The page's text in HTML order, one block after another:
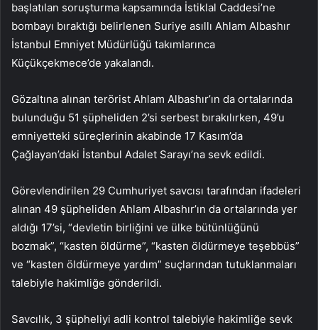
başlatılan soruşturma kapsamında İstiklal Caddesi’ne
bombayı bıraktığı belirlenen Suriye asıllı Ahlam Albashır
İstanbul Emniyet Müdürlüğü takımlarınca
Küçükçekmece’de yakalandı.
Gözaltına alınan terörist Ahlam Albashır’ın da ortalarında
bulunduğu 51 şüpheliden 2’si serbest bırakılırken, 49’u
emniyetteki süreçlerinin akabinde 17 Kasım’da
Çağlayan’daki İstanbul Adalet Sarayı’na sevk edildi.
Görevlendirilen 29 Cumhuriyet savcısı tarafından ifadeleri
alınan 49 şüpheliden Ahlam Albashır’ın da ortalarında yer
aldığı 17’si, “devletin birliğini ve ülke bütünlüğünü
bozmak”, “kasten öldürme”, “kasten öldürmeye teşebbüs”
ve “kasten öldürmeye yardım” suçlarından tutuklanmaları
talebiyle hakimliğe gönderildi.
Savcılık, 3 şüpheliyi adli kontrol talebiyle hakimliğe sevk